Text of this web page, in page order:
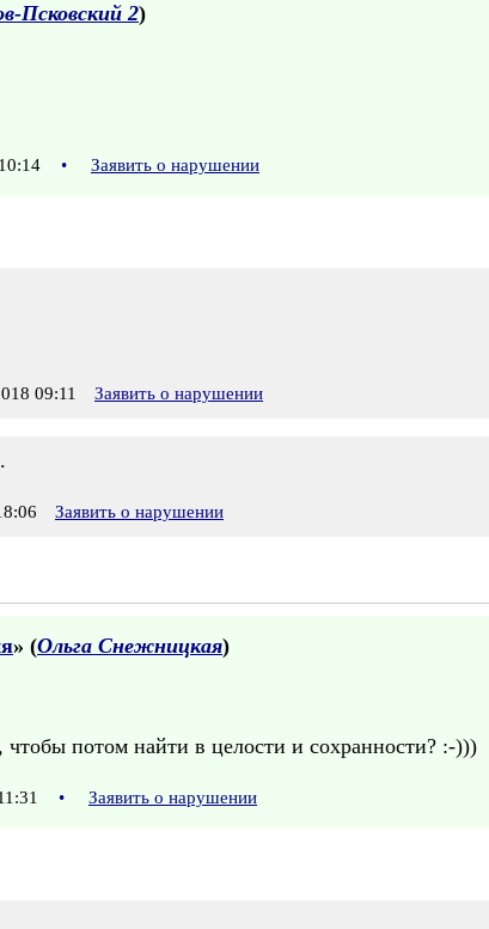
Псковский 2)
• Заявить о нарушении
09:11 Заявить о нарушении
Заявить о нарушении
» (Ольга Снежницкая)
чтобы потом найти в целости и сохранности? :-)))
• Заявить о нарушении